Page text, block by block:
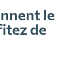
le
de